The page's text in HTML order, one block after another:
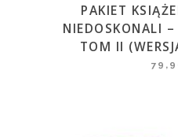
PAKIET
NIEDOSKONALI
TOM II